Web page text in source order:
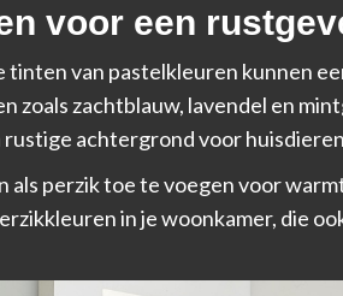
voor een
tinten van pastelkleuren kunnen
zoals zachtblauw, lavendel en
rustige achtergrond voor
als perzik toe te voegen voor
in je woonkamer, die